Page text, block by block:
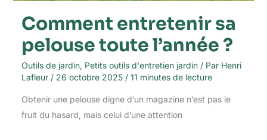
Comment entretenir sa
pelouse toute l’année ?
Outils de jardin, Petits outils d'entretien jardin/ Par Henri
Lafleur / 26 octobre 2025 / 11 minutes de lecture
Obtenir une pelouse digne d’un magazine n’est pas le
fruit du hasard, mais celui d’une attention